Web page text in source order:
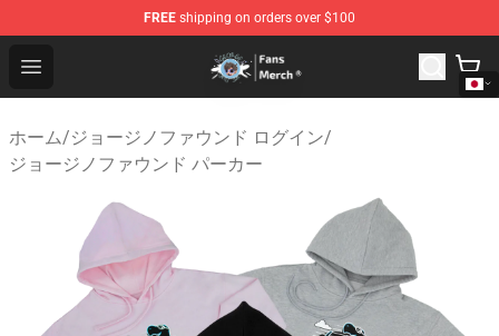
FREE shipping on orders over $100
Open menu
GeorgeNotFound Store - Official GeorgeNotFound
ホーム/ジョージノファウンド ログイン/
ジョージノファウンド パーカー